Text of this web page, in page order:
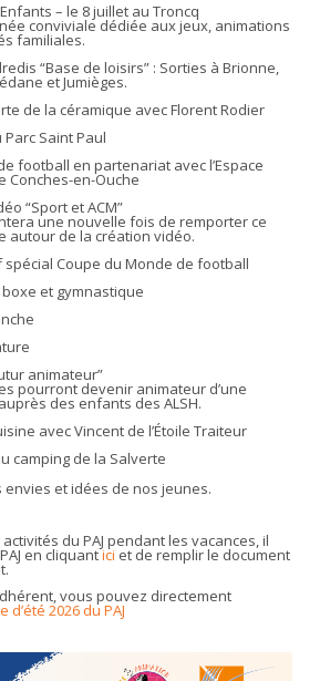
– le 8 juillet au Troncq
conviviale dédiée aux jeux, animations
familiales.
“Base de loisirs” : Sorties à Brionne,
et Jumièges.
de la céramique avec Florent Rodier
Parc Saint Paul
football en partenariat avec l’Espace
Conches-en-Ouche
“Sport et ACM”
une nouvelle fois de remporter ce
autour de la création vidéo.
spécial Coupe du Monde de football
et gymnastique
animateur”
pourront devenir animateur d’une
des enfants des ALSH.
avec Vincent de l’Étoile Traiteur
camping de la Salverte
envies et idées de nos jeunes.
du PAJ pendant les vacances, il
en cliquantici et de remplir le document
vous pouvez directement
2026 du PAJ